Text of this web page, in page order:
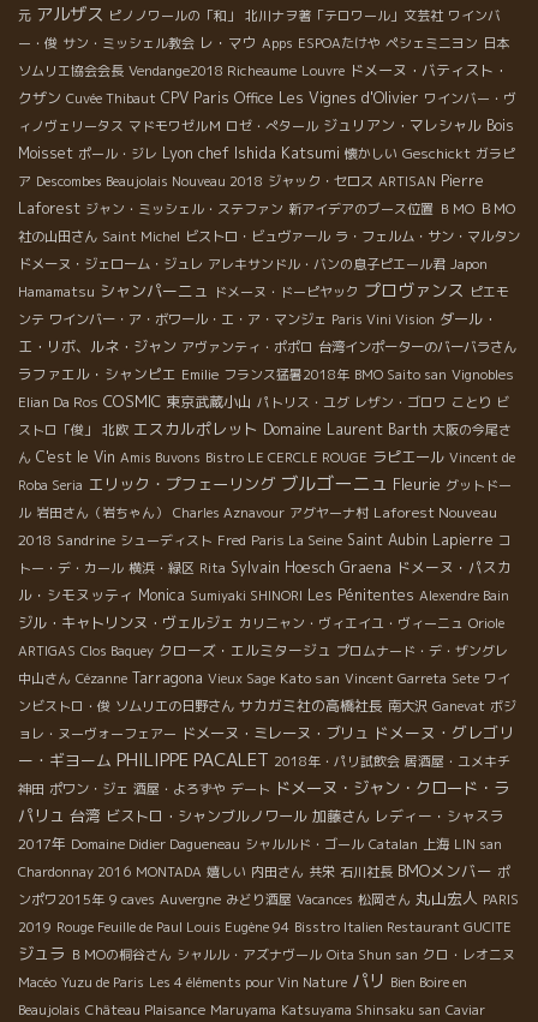
元 アルザス ピノノワールの「和」 北川ナヲ著「テロワール」文芸社 ワインバ
ー・俊 サン・ミッシェル教会 レ・マウ Apps ESPOAたけや ペシェミニヨン 日本
ソムリエ協会会長 Vendange2018 Richeaume Louvre ドメーヌ・バティスト・
クザン Cuvée Thibaut CPV Paris Office Les Vignes d'Olivier ワインバー・ヴ
ィノヴェリータス マドモワゼルＭ ロゼ・ぺタール ジュリアン・マレシャル Bois
Moisset ポール・ジレ Lyon chef Ishida Katsumi 懐かしい Geschickt ガラピ
ア Descombes Beaujolais Nouveau 2018 ジャック・セロス ARTISAN Pierre
Laforest ジャン・ミッシェル・ステファン 新アイデアのブース位置 ＢＭО ＢＭО
社の山田さん Saint Michel ビストロ・ビュヴァール ラ・フェルム・サン・マルタン
ドメーヌ・ジェローム・ジュレ アレキサンドル・バンの息子ピエール君 Japon
Hamamatsu シャンパーニュ ドメーヌ・ドーピヤック プロヴァンス ピエモ
ンテ ワインバー・ア・ボワール・エ・ア・マンジェ Paris Vini Vision ダール・
エ・リボ、ルネ・ジャン アヴァンティ・ポポロ 台湾インポーターのバーバラさん
ラファエル・シャンピエ Emilie フランス猛暑2018年 BMO Saito san Vignobles
Elian Da Ros COSMIC 東京武蔵小山 パトリス・ユグ レザン・ゴロワ ことり ビ
ストロ「俊」
北欧 エスカルポレット Domaine Laurent Barth 大阪の今尾さ
ん C'est le Vin Amis Buvons Bistro LE CERCLE ROUGE ラピエール Vincent de
Roba Seria エリック・プフェーリング ブルゴーニュ Fleurie グットドー
ル 岩田さん（岩ちゃん） Charles Aznavour アグヤーナ村 Laforest Nouveau
2018 Sandrine シューディスト Fred Paris La Seine Saint Aubin Lapierre コ
トー・デ・カール 横浜・緑区 Rita Sylvain Hoesch Graena ドメーヌ・パスカ
ル・シモヌッティ Monica Sumiyaki SHINORI Les Pénitentes Alexendre Bain
ジル・キャトリンヌ・ヴェルジェ カリニャン・ヴィエイユ・ヴィーニュ Oriole
ARTIGAS Clos Baquey クローズ・エルミタージュ プロムナード・デ・ザングレ
中山さん Cézanne Tarragona Vieux Sage Kato san Vincent Garreta Sete ワイ
ンビストロ・俊 ソムリエの日野さん サカガミ社の高橋社長 南大沢 Ganevat ボジ
ョレ・ヌーヴォーフェアー ドメーヌ・ミレーヌ・ブリュ ドメーヌ・グレゴリ
ー・ギヨーム PHILIPPE PACALET 2018年・パリ試飲会 居酒屋・ユメキチ
神田 ポワン・ジェ 酒屋・よろずや デート ドメーヌ・ジャン・クロード・ラ
パリュ 台湾 ビストロ・シャンブルノワール 加藤さん レディー・シャスラ
2017年 Domaine Didier Dagueneau シャルルド・ゴール Catalan 上海 LIN san
Chardonnay 2016 MONTADA 嬉しい 内田さん 共栄 石川社長 BMOメンバー ポ
ンポワ2015年 9 caves Auvergne みどり酒屋 Vacances 松岡さん 丸山宏人 PARIS
2019 Rouge Feuille de Paul Louis Eugène 94 Bisstro Italien Restaurant GUCITE
ジュラ ＢＭОの桐谷さん シャルル・アズナヴール Oita Shun san クロ・レオニヌ
Macéo Yuzu de Paris Les 4 éléments pour Vin Nature パリ Bien Boire en
Beaujolais Château Plaisance Maruyama Katsuyama Shinsaku san Caviar